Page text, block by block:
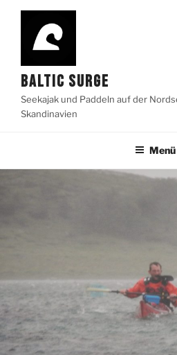
Zum
springen
BALTIC SURGE
Seekajak und Paddeln auf der
Skandinavien
Menü